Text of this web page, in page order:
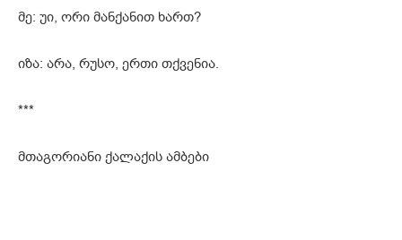
მე: უი, ორი მანქანით ხართ?
იზა: არა, რუსო, ერთი თქვენია.
***
მთაგორიანი ქალაქის ამბები